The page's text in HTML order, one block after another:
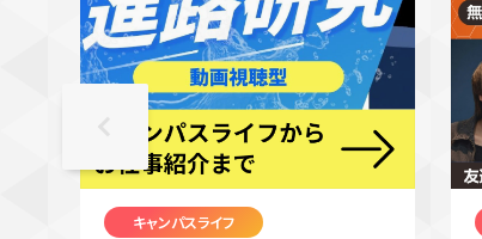
キャンパスライフ